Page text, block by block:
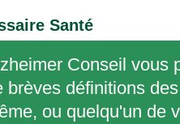
Santé
Conseil vous
brèves définitions
ou quelqu'un de